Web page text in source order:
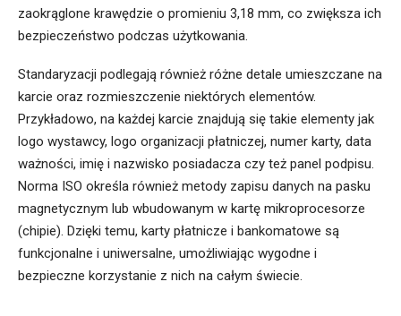
zaokrąglone krawędzie o promieniu 3,18 mm, co zwiększa ich
bezpieczeństwo podczas użytkowania.
Standaryzacji podlegają również różne detale umieszczane na
karcie oraz rozmieszczenie niektórych elementów.
Przykładowo, na każdej karcie znajdują się takie elementy jak
logo wystawcy, logo organizacji płatniczej, numer karty, data
ważności, imię i nazwisko posiadacza czy też panel podpisu.
Norma ISO określa również metody zapisu danych na pasku
magnetycznym lub wbudowanym w kartę mikroprocesorze
(chipie). Dzięki temu, karty płatnicze i bankomatowe są
funkcjonalne i uniwersalne, umożliwiając wygodne i
bezpieczne korzystanie z nich na całym świecie.